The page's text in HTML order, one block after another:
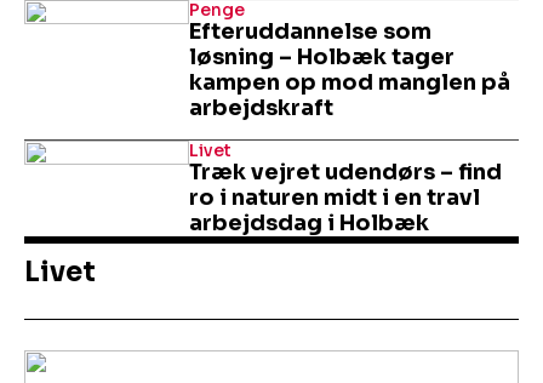
Efteruddannelse som
løsning – Holbæk tager
kampen op mod manglen på
arbejdskraft
Penge
Træk vejret udendørs – find
ro i naturen midt i en travl
arbejdsdag i Holbæk
Livet
Livet